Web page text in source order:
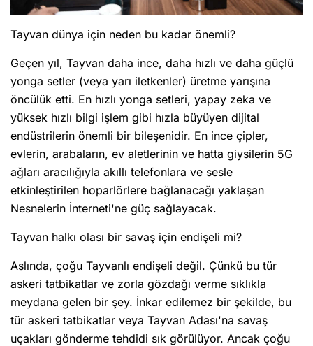
Tayvan dünya için neden bu kadar önemli?
Geçen yıl, Tayvan daha ince, daha hızlı ve daha güçlü
yonga setler (veya yarı iletkenler) üretme yarışına
öncülük etti. En hızlı yonga setleri, yapay zeka ve
yüksek hızlı bilgi işlem gibi hızla büyüyen dijital
endüstrilerin önemli bir bileşenidir. En ince çipler,
evlerin, arabaların, ev aletlerinin ve hatta giysilerin 5G
ağları aracılığıyla akıllı telefonlara ve sesle
etkinleştirilen hoparlörlere bağlanacağı yaklaşan
Nesnelerin İnterneti'ne güç sağlayacak.
Tayvan halkı olası bir savaş için endişeli mi?
Aslında, çoğu Tayvanlı endişeli değil. Çünkü bu tür
askeri tatbikatlar ve zorla gözdağı verme sıklıkla
meydana gelen bir şey. İnkar edilemez bir şekilde, bu
tür askeri tatbikatlar veya Tayvan Adası'na savaş
uçakları gönderme tehdidi sık görülüyor. Ancak çoğu